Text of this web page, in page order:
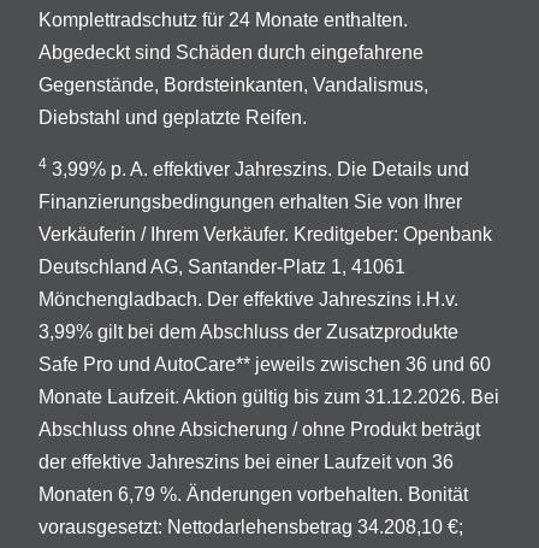
Komplettradschutz für 24 Monate enthalten.
Abgedeckt sind Schäden durch eingefahrene
Gegenstände, Bordsteinkanten, Vandalismus,
Diebstahl und geplatzte Reifen.
4 3,99% p. A. effektiver Jahreszins. Die Details und
Finanzierungsbedingungen erhalten Sie von Ihrer
Verkäuferin / Ihrem Verkäufer. Kreditgeber: Openbank
Deutschland AG, Santander-Platz 1, 41061
Mönchengladbach. Der effektive Jahreszins i.H.v.
3,99% gilt bei dem Abschluss der Zusatzprodukte
Safe Pro und AutoCare** jeweils zwischen 36 und 60
Monate Laufzeit. Aktion gültig bis zum 31.12.2026. Bei
Abschluss ohne Absicherung / ohne Produkt beträgt
der effektive Jahreszins bei einer Laufzeit von 36
Monaten 6,79 %. Änderungen vorbehalten. Bonität
vorausgesetzt: Nettodarlehensbetrag 34.208,10 €;